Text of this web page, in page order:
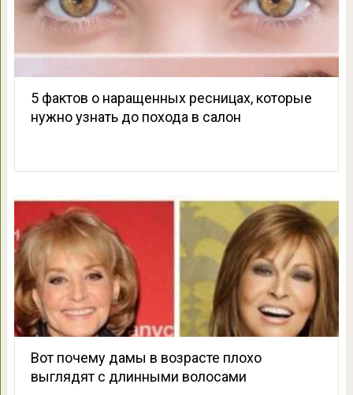
5 фактов о наращенных ресницах, которые
нужно узнать до похода в салон
Вот почему дамы в возрасте плохо
выглядят с длинными волосами